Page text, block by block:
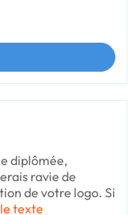
diplômée,
ravie de
de votre logo. Si
texte